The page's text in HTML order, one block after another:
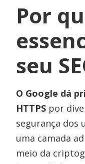
Por
seu
O Google dá
HTTPS por
segurança dos
uma camada
meio da